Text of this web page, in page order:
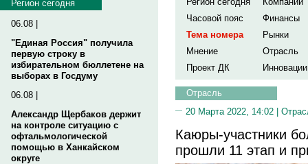
Регион сегодня
06.08 |
"Единая Россия" получила
первую строку в
избирательном бюллетене на
выборах в Госдуму
06.08 |
Александр Щербаков держит
на контроле ситуацию с
офтальмологической
помощью в Ханкайском
округе
Часовой пояс
Финансы
Тема номера
Рынки
Мнение
Отрасль
Проект ДК
Инновации
Отрасль
20 Марта 2022, 14:02 |
Каюры-участники
прошли 11 этап и